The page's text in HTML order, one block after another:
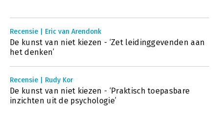
Recensie | Eric van Arendonk
De kunst van niet kiezen - ‘Zet leidinggevenden aan
het denken’
Recensie | Rudy Kor
De kunst van niet kiezen - ‘Praktisch toepasbare
inzichten uit de psychologie’